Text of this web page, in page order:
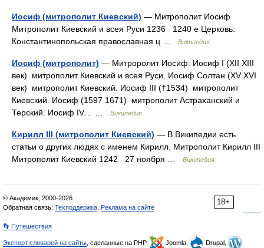
Иосиф (митрополит Киевский) — Митрополит Иосиф
Митрополит Киевский и всея Руси 1236 1240 е Церковь:
Константинопольская православная ц …
Википедия
Иосиф (митрополит) — Митроролит Иосиф: Иосиф I (XII XIII
век) митрополит Киевский и всея Руси. Иосиф Солтан (XV XVI
век) митрополит Киевский. Иосиф III (†1534) митрополит
Киевский. Иосиф (1597 1671) митрополит Астраханский и
Терский. Иосиф IV… …
Википедия
Кирилл III (митрополит Киевский) — В Википедии есть
статьи о других людях с именем Кирилл. Митрополит Кирилл III
Митрополит Киевский 1242 27 ноября …
Википедия
18+
© Академик, 2000-2026
Обратная связь: Техподдержка Реклама на сайте
👣 Путешествия
Экспорт словарей на сайты , сделанные на PHP, Joomla,
Drupal,